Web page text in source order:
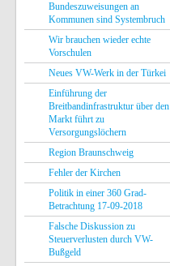
Bundeszuweisungen an
Kommunen sind Systembruch
Wir brauchen wieder echte
Vorschulen
Neues VW-Werk in der Türkei
Einführung der
Breitbandinfrastruktur über den
Markt führt zu
Versorgungslöchern
Region Braunschweig
Fehler der Kirchen
Politik in einer 360 Grad-
Betrachtung 17-09-2018
Falsche Diskussion zu
Steuerverlusten durch VW-
Bußgeld